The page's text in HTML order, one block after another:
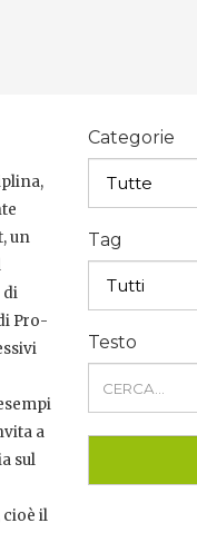
un
di
Pro-
a
sul
cioè il
Categorie
Tag
Testo